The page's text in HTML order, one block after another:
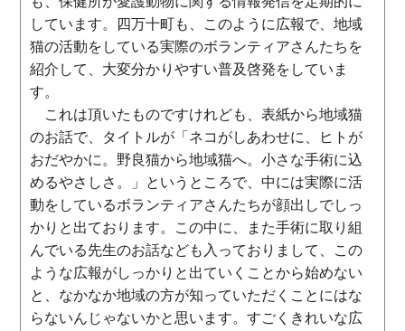
しています。四万十町も、このように広報で、地域
猫の活動をしている実際のボランティアさんたちを
紹介して、大変分かりやすい普及啓発をしていま
す。
これは頂いたものですけれども、表紙から地域猫
のお話で、タイトルが「ネコがしあわせに、ヒトが
おだやかに。野良猫から地域猫へ。小さな手術に込
めるやさしさ。」というところで、中には実際に活
動をしているボランティアさんたちが顔出しでしっ
かりと出ております。この中に、また手術に取り組
んでいる先生のお話なども入っておりまして、この
ような広報がしっかりと出ていくことから始めない
と、なかなか地域の方が知っていただくことにはな
らないんじゃないかと思います。すごくきれいな広